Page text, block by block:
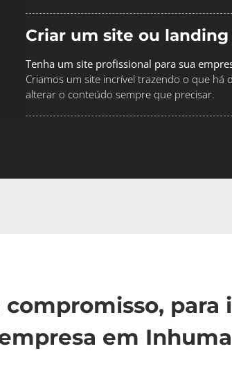
Criar um site ou landing
Tenha um site profissional para sua
Criamos um site incrível trazendo o que
alterar o conteúdo sempre que precisar.
para
em